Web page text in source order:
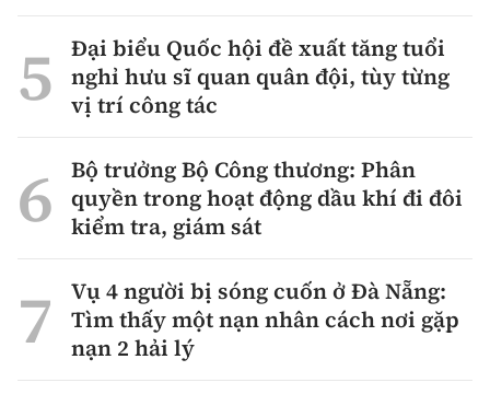
Đại biểu Quốc hội đề xuất tăng tuổi
nghỉ hưu sĩ quan quân đội, tùy từng
vị trí công tác
Bộ trưởng Bộ Công thương: Phân
quyền trong hoạt động dầu khí đi đôi
kiểm tra, giám sát
Vụ 4 người bị sóng cuốn ở Đà Nẵng:
Tìm thấy một nạn nhân cách nơi gặp
nạn 2 hải lý